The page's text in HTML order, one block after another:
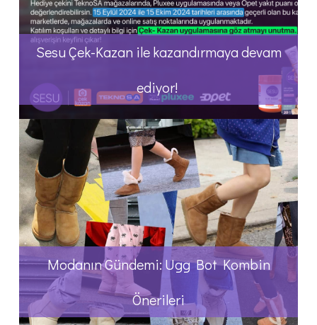
Sesu Çek-Kazan ile kazandırmaya devam
ediyor!
Modanın Gündemi: Ugg Bot Kombin
Önerileri